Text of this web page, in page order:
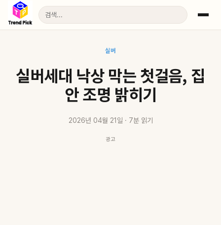
실버
실버세대 낙상 막는 첫걸음, 집
안 조명 밝히기
2026년 04월 21일 · 7분 읽기
광고